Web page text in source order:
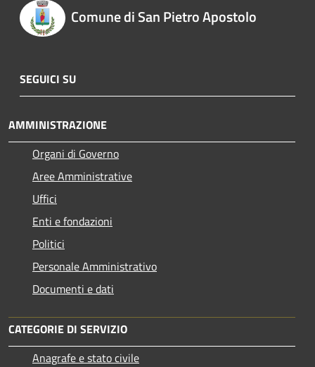
Comune di San Pietro Apostolo
SEGUICI SU
AMMINISTRAZIONE
Organi di Governo
Aree Amministrative
Uffici
Enti e fondazioni
Politici
Personale Amministrativo
Documenti e dati
CATEGORIE DI SERVIZIO
Anagrafe e stato civile